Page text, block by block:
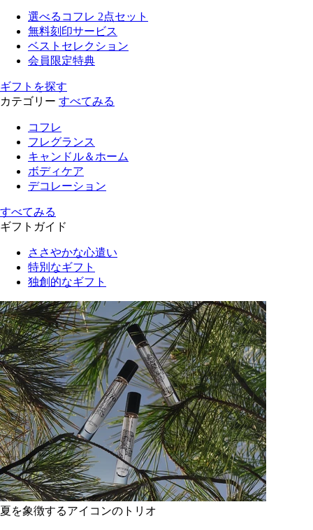
選べるコフレ 2点セット
無料刻印サービス
ベストセレクション
会員限定特典
ギフトを探す
カテゴリー すべてみる
コフレ
フレグランス
キャンドル＆ホーム
ボディケア
デコレーション
すべてみる
ギフトガイド
ささやかな心遣い
特別なギフト
独創的なギフト
夏を象徴するアイコンのトリオ